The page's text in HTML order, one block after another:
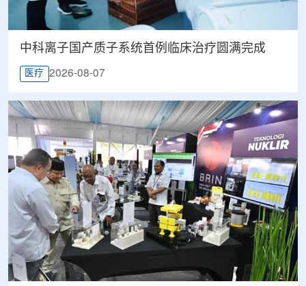
中科离子国产质子系统首例临床治疗圆满完成
医疗 2026-08-07